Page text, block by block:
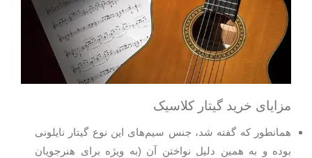
مزایای خرید گیتار کلاسیک
همانطور که گفته شد، جنس سیم‌های این نوع گیتار نایلونی
بوده و به همین دلیل نواختن آن (به ویژه برای هنرجویان